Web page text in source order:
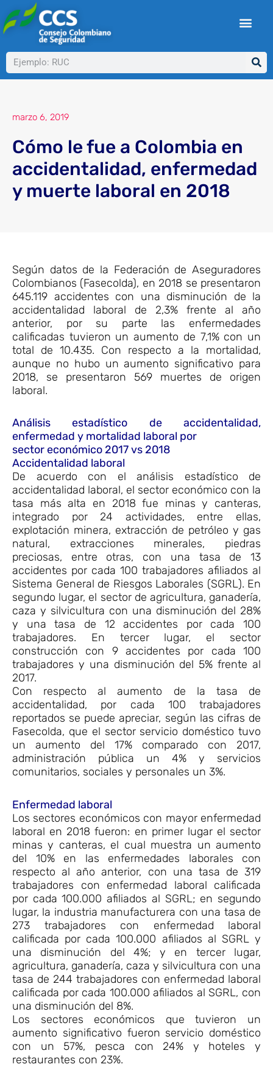
al
contenido
Buscar
marzo 6, 2019
Cómo le fue a Colombia en
accidentalidad, enfermedad
y muerte laboral en 2018
Según datos de la Federación de Aseguradores
Colombianos (Fasecolda), en 2018 se presentaron
645.119 accidentes con una disminución de la
accidentalidad laboral de 2,3% frente al año
anterior, por su parte las enfermedades
calificadas tuvieron un aumento de 7,1% con un
total de 10.435. Con respecto a la mortalidad,
aunque no hubo un aumento significativo para
2018, se presentaron 569 muertes de origen
laboral.
Análisis estadístico de accidentalidad,
enfermedad y mortalidad laboral por
sector económico 2017 vs 2018
Accidentalidad laboral
De acuerdo con el análisis estadístico de
accidentalidad laboral, el sector económico con la
tasa más alta en 2018 fue minas y canteras,
integrado por 24 actividades, entre ellas,
explotación minera, extracción de petróleo y gas
natural, extracciones minerales, piedras
preciosas, entre otras, con una tasa de 13
accidentes por cada 100 trabajadores afiliados al
Sistema General de Riesgos Laborales (SGRL). En
segundo lugar, el sector de agricultura, ganadería,
caza y silvicultura con una disminución del 28%
y una tasa de 12 accidentes por cada 100
trabajadores. En tercer lugar, el sector
construcción con 9 accidentes por cada 100
trabajadores y una disminución del 5% frente al
2017.
Con respecto al aumento de la tasa de
accidentalidad, por cada 100 trabajadores
reportados se puede apreciar, según las cifras de
Fasecolda, que el sector servicio doméstico tuvo
un aumento del 17% comparado con 2017,
administración pública un 4% y servicios
comunitarios, sociales y personales un 3%.
Enfermedad laboral
Los sectores económicos con mayor enfermedad
laboral en 2018 fueron: en primer lugar el sector
minas y canteras, el cual muestra un aumento
del 10% en las enfermedades laborales con
respecto al año anterior, con una tasa de 319
trabajadores con enfermedad laboral calificada
por cada 100.000 afiliados al SGRL; en segundo
lugar, la industria manufacturera con una tasa de
273 trabajadores con enfermedad laboral
calificada por cada 100.000 afiliados al SGRL y
una disminución del 4%; y en tercer lugar,
agricultura, ganadería, caza y silvicultura con una
tasa de 244 trabajadores con enfermedad laboral
calificada por cada 100.000 afiliados al SGRL, con
una disminución del 8%.
Los sectores económicos que tuvieron un
aumento significativo fueron servicio doméstico
con un 57%, pesca con 24% y hoteles y
restaurantes con 23%.